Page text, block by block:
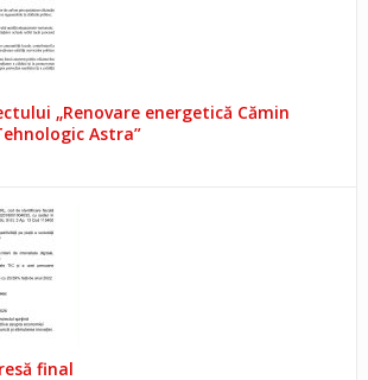
„Renovare energetică Cămin
Astra”
final